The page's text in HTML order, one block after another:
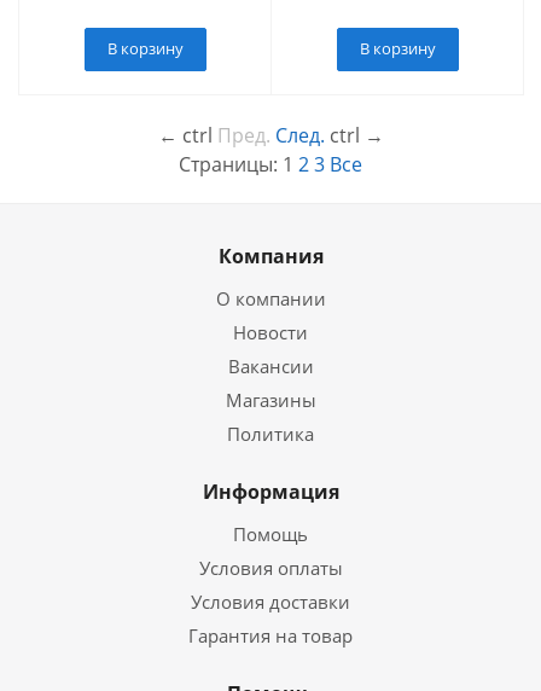
В корзину В корзину
← ctrl Пред. След. ctrl →
Страницы: 1 23 Все
Компания
О компании
Новости
Вакансии
Магазины
Политика
Информация
Помощь
Условия оплаты
Условия доставки
Гарантия на товар